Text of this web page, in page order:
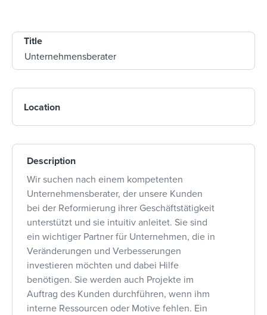
Title
Location
Description
Wir suchen nach einem kompetenten
Unternehmensberater, der unsere Kunden
bei der Reformierung ihrer Geschäftstätigkeit
unterstützt und sie intuitiv anleitet. Sie sind
ein wichtiger Partner für Unternehmen, die in
Veränderungen und Verbesserungen
investieren möchten und dabei Hilfe
benötigen. Sie werden auch Projekte im
Auftrag des Kunden durchführen, wenn ihm
interne Ressourcen oder Motive fehlen. Ein